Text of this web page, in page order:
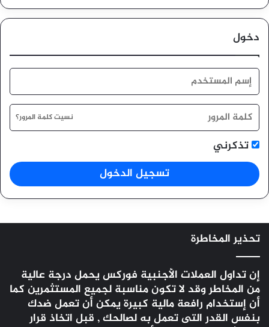
دخول
نسيت كلمة المرور؟
تذكرني
تسجيل الدخول
تحذير المخاطرة
إن تداول العملات الأجنبية فوركسيحمل درجة عالية
من المخاطر وقد لا تكون مناسبة لجميع المستثمرين كما
أن إستخدام رافعة مالية كبيرة يمكن أن تعمل ضدك
بنفس القدر التى تعمل به لصالحك , قبل اتخاذ قرار